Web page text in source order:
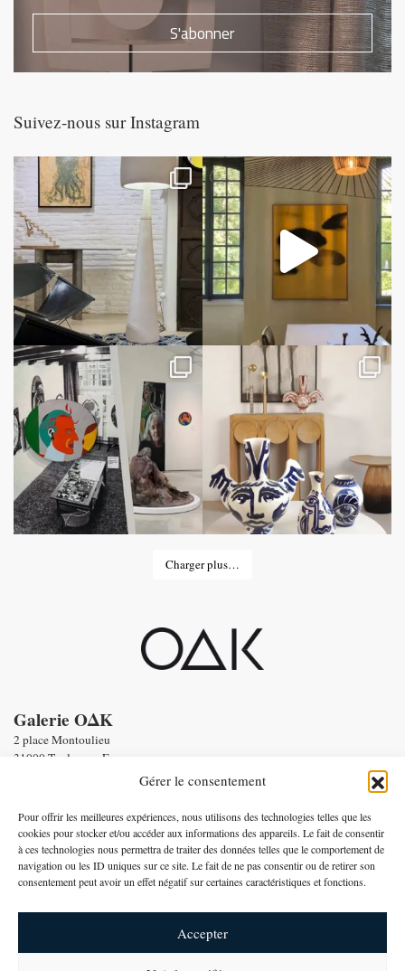
Gérer le consentement
Pour offrir les meilleures expériences, nous utilisons des technologies telles que les
cookies pour stocker et/ou accéder aux informations des appareils. Le fait de consentir
à ces technologies nous permettra de traiter des données telles que le comportement de
navigation ou les ID uniques sur ce site. Le fait de ne pas consentir ou de retirer son
consentement peut avoir un effet négatif sur certaines caractéristiques et fonctions.
Accepter
S'abonner
Suivez-nous sur Instagram
Charger plus…
Galerie OΔK
2 place Montoulieu
31000 Toulouse - France
+33 6 58 56 86 19
-Conditions générales de vente
-Mentions légales
Paiement par
Français